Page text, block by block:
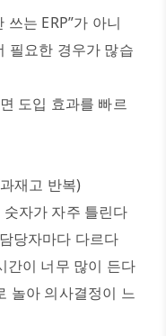
쓰는 ERP”가 아니
필요한 경우가 많습
도입 효과를 빠르
과재고 반복)
자가 자주 틀린다
당자마다 다르다
간이 너무 많이 든다
놀아 의사결정이 느